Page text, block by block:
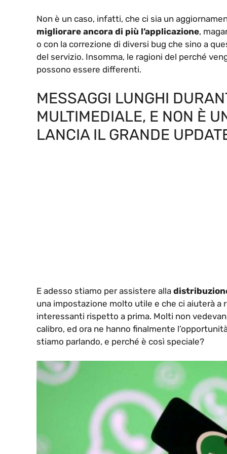
Non è un caso, infatti, che ci sia un
migliorare ancora di più l’applicazione,
o con la correzione di diversi bug che sino a
del servizio. Insomma, le ragioni del perché
possono essere differenti.
MESSAGGI LUNGHI
MULTIMEDIALE, E NON È
LANCIA IL GRANDE
E adesso stiamo per assistere alla
una impostazione molto utile e che ci aiuterà a
interessanti rispetto a prima. Molti non
calibro, ed ora ne hanno finalmente
stiamo parlando, e perché è così speciale?